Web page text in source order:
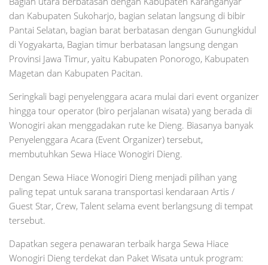
dan Kabupaten Sukoharjo, bagian selatan langsung di bibir
Pantai Selatan, bagian barat berbatasan dengan Gunungkidul
di Yogyakarta, Bagian timur berbatasan langsung dengan
Provinsi Jawa Timur, yaitu Kabupaten Ponorogo, Kabupaten
Magetan dan Kabupaten Pacitan.
Seringkali bagi penyelenggara acara mulai dari event organizer
hingga tour operator (biro perjalanan wisata) yang berada di
Wonogiri akan menggadakan rute ke Dieng. Biasanya banyak
Penyelenggara Acara (Event Organizer) tersebut,
membutuhkan Sewa Hiace Wonogiri Dieng.
Dengan Sewa Hiace Wonogiri Dieng menjadi pilihan yang
paling tepat untuk sarana transportasi kendaraan Artis /
Guest Star, Crew, Talent selama event berlangsung di tempat
tersebut.
Dapatkan segera penawaran terbaik harga Sewa Hiace
Wonogiri Dieng terdekat dan Paket Wisata untuk program: